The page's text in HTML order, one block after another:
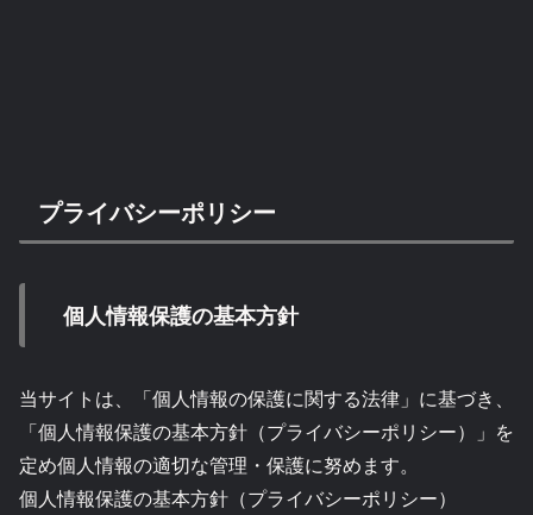
プライバシーポリシー
個人情報保護の基本方針
当サイトは、「個人情報の保護に関する法律」に基づき、
「個人情報保護の基本方針（プライバシーポリシー）」を
定め個人情報の適切な管理・保護に努めます。
個人情報保護の基本方針（プライバシーポリシー）